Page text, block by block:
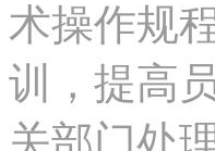
术操作规
训，提高